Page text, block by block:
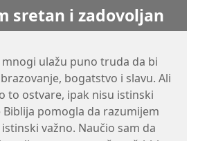
sretan i zadovoljan
ulažu puno truda da bi
bogatstvo i slavu. Ali
to ostvare, ipak nisu istinski
pomogla da razumijem
važno. Naučio sam da